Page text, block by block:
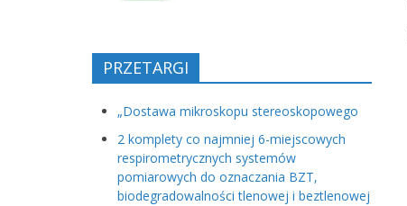
PRZETARGI
„Dostawa mikroskopu stereoskopowego
2 komplety co najmniej 6-miejscowych
respirometrycznych systemów
pomiarowych do oznaczania BZT,
biodegradowalności tlenowej i beztlenowej